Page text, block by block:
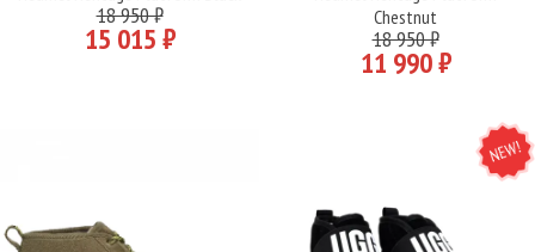
18 950 ₽
15 015 ₽
Chestnut
18 950 ₽
11 990 ₽
NEW